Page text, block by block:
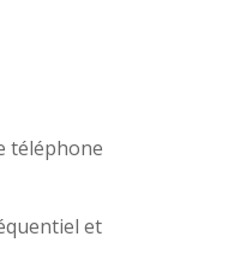
téléphone
et